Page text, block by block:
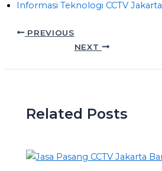
Informasi Teknologi CCTV Jakarta
PREVIOUS
NEXT
Related Posts